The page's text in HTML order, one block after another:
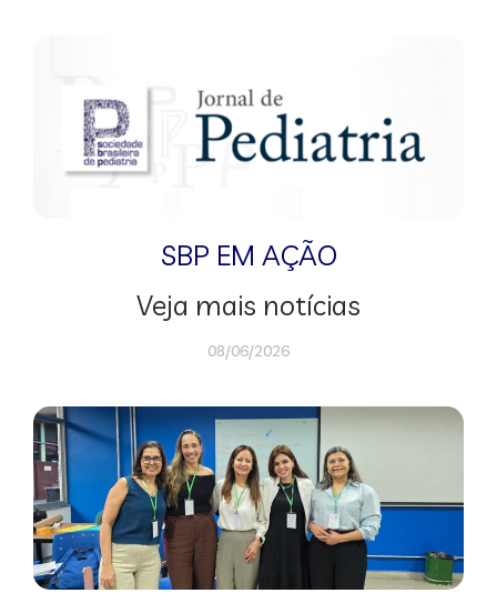
SBP EM AÇÃO
Veja mais notícias
08/06/2026